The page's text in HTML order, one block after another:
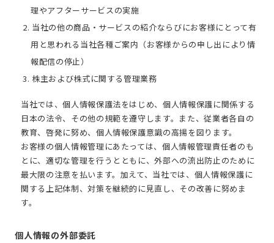
理やアフターサービスの実施
2. 当社の他の商品・サービスの紹介ならびにお客様にとって有
用と思われる当社各種ご案内（お客様からの申し出により情
報配信の停止）
3. 株主および株式に関する管理業務
当社では、個人情報保護法をはじめ、個人情報保護に関係する
日本の法令、その他の規範を遵守します。また、従業者各自の
教育、啓発に努め、個人情報保護意識の高揚を図ります。
お客様の個人情報管理にあたっては、個人情報管理責任者のも
とに、適切な管理を行うとともに、外部への流出防止のために
最大限の注意を払います。加えて、当社では、個人情報保護に
関する上記体制、対策を継続的に見直し、その改善に努めま
す。
個人情報の外部委託